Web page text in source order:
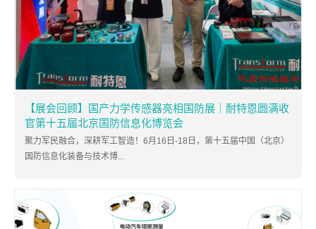
【展会回顾】国产力学传感器亮相国防展｜耐特恩圆满收
官第十五届北京国防信息化博览会
聚力军民融合，深耕军工智造！6月16日-18日，第十五届中国（北京）
国防信息化装备与技术博...